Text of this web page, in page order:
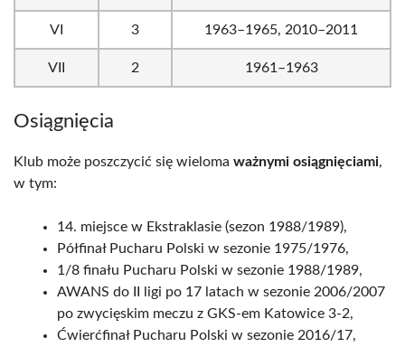
VI 3 1963–1965, 2010–2011
VII 2 1961–1963
Osiągnięcia
Klub może poszczycić się wieloma ważnymi osiągnięciami,
w tym:
14. miejsce w Ekstraklasie (sezon 1988/1989),
Półfinał Pucharu Polski w sezonie 1975/1976,
1/8 finału Pucharu Polski w sezonie 1988/1989,
AWANS do II ligi po 17 latach w sezonie 2006/2007
po zwycięskim meczu z GKS-em Katowice 3-2,
Ćwierćfinał Pucharu Polski w sezonie 2016/17,